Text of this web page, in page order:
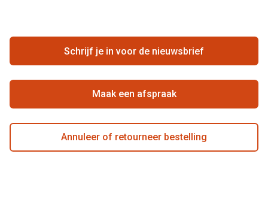
Zorgvergoeding
Ondernemen bij Pearle
Beste winkelketen
Actievoorwaarden
Schrijf je in voor de nieuwsbrief
Maak een afspraak
Annuleer of retourneer bestelling